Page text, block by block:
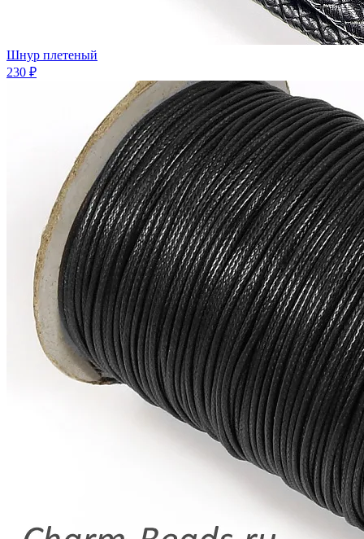
Шнур плетеный
230 ₽